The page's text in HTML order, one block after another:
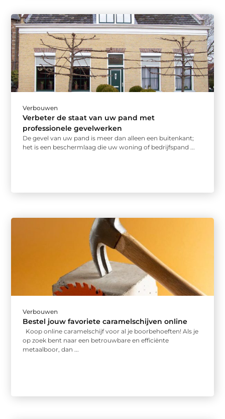
Verbouwen
Verbeter de staat van uw pand met
professionele gevelwerken
De gevel van uw pand is meer dan alleen een buitenkant;
het is een beschermlaag die uw woning of bedrijfspand ...
Verbouwen
Bestel jouw favoriete caramelschijven online
Koop online caramelschijf voor al je boorbehoeften! Als je
op zoek bent naar een betrouwbare en efficiënte
metaalboor, dan ...